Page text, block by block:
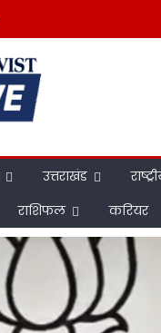
उत्तराखंड
राशिफल करियर